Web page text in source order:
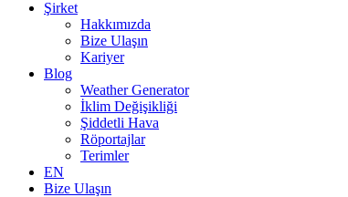
Şirket
Hakkımızda
Bize Ulaşın
Kariyer
Blog
Weather Generator
İklim Değişikliği
Şiddetli Hava
Röportajlar
Terimler
EN
Bize Ulaşın